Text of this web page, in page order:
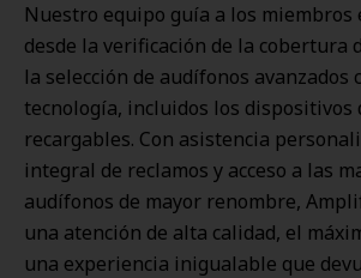
Nuestro equipo guía a los miembros
desde la verificación de la cobertura
la selección de audífonos avanzados
tecnología, incluidos los dispositivos
recargables. Con asistencia
integral de reclamos y acceso a las
audífonos de mayor renombre,
una atención de alta calidad, el
una experiencia inigualable que